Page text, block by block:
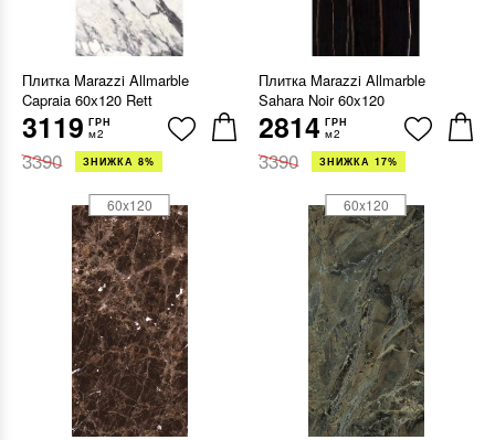
Плитка Marazzi Allmarble
Capraia 60х120 Rett
3119 ГРН
м2
3390 ЗНИЖКА 8%
Плитка Marazzi Allmarble
Sahara Noir 60x120
2814 ГРН
м2
3390 ЗНИЖКА 17%
60x120 60x120